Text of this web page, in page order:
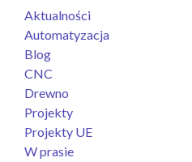
Aktualności
Automatyzacja
Blog
CNC
Drewno
Projekty
Projekty UE
W prasie